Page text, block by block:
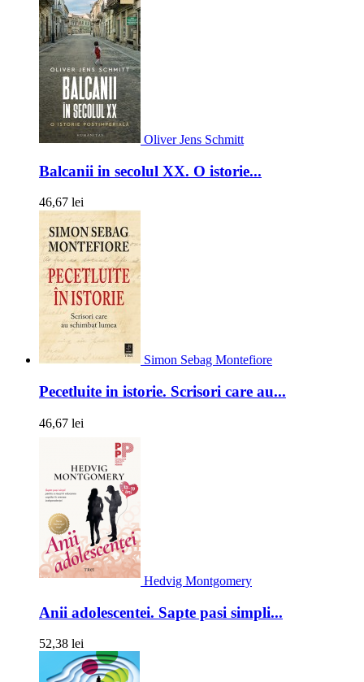
Oliver Jens Schmitt
Balcanii in secolul XX. O istorie...
46,67 lei
Simon Sebag Montefiore
Pecetluite in istorie. Scrisori care au...
46,67 lei
Hedvig Montgomery
Anii adolescentei. Sapte pasi simpli...
52,38 lei